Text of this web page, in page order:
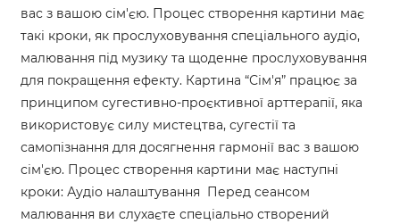
вас з вашою сім'єю. Процес створення картини має
такі кроки, як прослуховування спеціального аудіо,
малювання під музику та щоденне прослуховування
для покращення ефекту. Картина “Сім'я” працює за
принципом сугестивно-проєктивної арттерапії, яка
використовує силу мистецтва, сугестії та
самопізнання для досягнення гармонії вас з вашою
сім'єю. Процес створення картини має наступні
кроки: Аудіо налаштування Перед сеансом
малювання ви слухаєте спеціально створений